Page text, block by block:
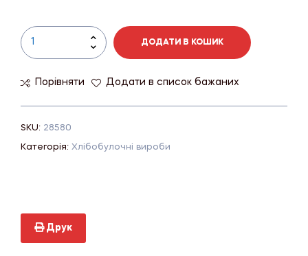
ДОДАТИ В КОШИК
Порівняти Додати в список бажаних
SKU: 28580
Категорія: Хлібобулочні вироби
Друк